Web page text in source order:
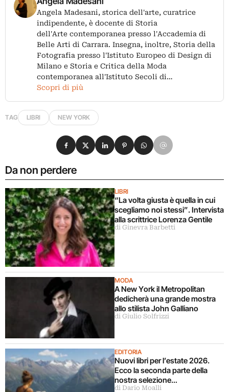
Angela Madesani, storica dell'arte, curatrice
indipendente, è docente di Storia
dell'Arte contemporanea presso l'Accademia di
Belle Arti di Carrara. Insegna, inoltre, Storia della
Fotografia presso l'Istituto Europeo di Design di
Milano e Storia e Critica della Moda
contemporanea all'Istituto Secoli di…
Scopri di più
TAG LIBRI NEW YORK
Da non perdere
LIBRI
“La volta giusta è quella in cui
scegliamo noi stessi”. Intervista
alla scrittrice Lorenza Gentile
di Ginevra Barbetti
MODA
A New York il Metropolitan
dedicherà una grande mostra
allo stilista John Galliano
di Giulio Solfrizzi
EDITORIA
Nuovi libri per l’estate 2026.
Ecco la seconda parte della
nostra selezione…
di Dario Moalli
Condividi su Facebook
Condividi su X
Condividi su LinkedIn
Condividi su Pinterest
Condividi su WhatsApp
Condividi su Email